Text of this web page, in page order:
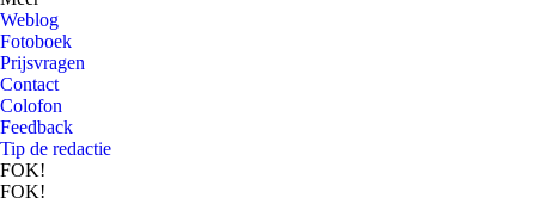
Weblog
Fotoboek
Prijsvragen
Contact
Colofon
Feedback
Tip de redactie
FOK!
FOK!